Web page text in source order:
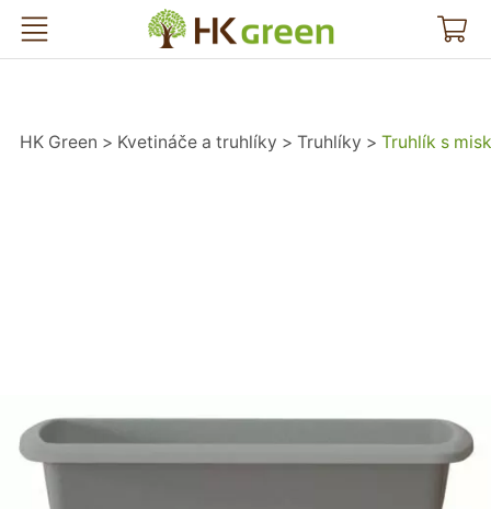
HK Green
HK Green Kvetináče a truhlíky Truhlíky Truhlík s